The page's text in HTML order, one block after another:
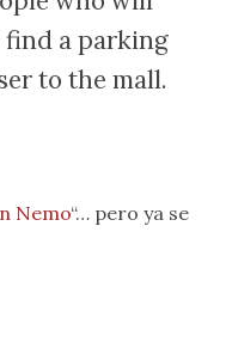
a parking
to the mall.
Nemo“… pero ya se